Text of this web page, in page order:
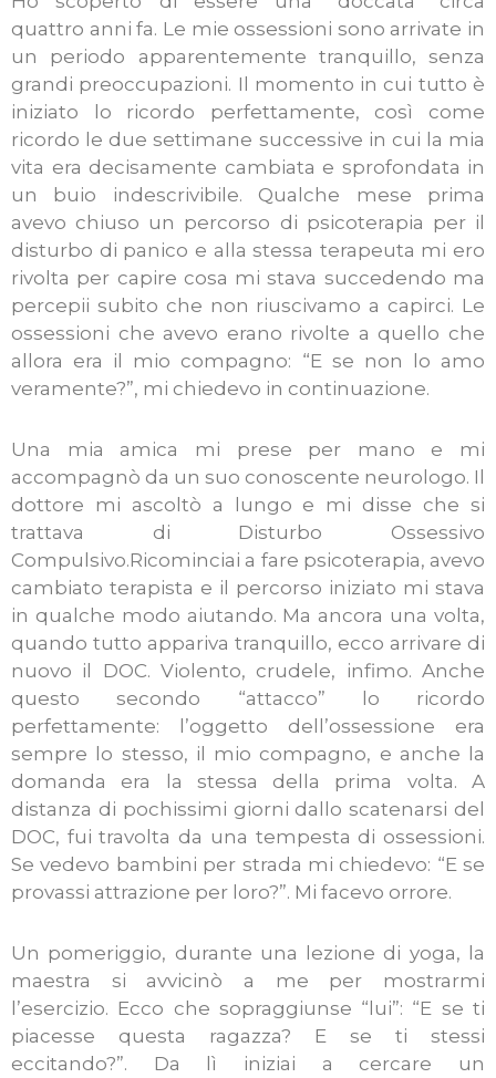
quattro anni fa. Le mie ossessioni sono arrivate in
un periodo apparentemente tranquillo, senza
grandi preoccupazioni. Il momento in cui tutto è
iniziato lo ricordo perfettamente, così come
ricordo le due settimane successive in cui la mia
vita era decisamente cambiata e sprofondata in
un buio indescrivibile. Qualche mese prima
avevo chiuso un percorso di psicoterapia per il
disturbo di panico e alla stessa terapeuta mi ero
rivolta per capire cosa mi stava succedendo ma
percepii subito che non riuscivamo a capirci. Le
ossessioni che avevo erano rivolte a quello che
allora era il mio compagno: “E se non lo amo
veramente?”, mi chiedevo in continuazione.
Una mia amica mi prese per mano e mi
accompagnò da un suo conoscente neurologo. Il
dottore mi ascoltò a lungo e mi disse che si
trattava di Disturbo Ossessivo
Compulsivo.Ricominciai a fare psicoterapia, avevo
cambiato terapista e il percorso iniziato mi stava
in qualche modo aiutando. Ma ancora una volta,
quando tutto appariva tranquillo, ecco arrivare di
nuovo il DOC. Violento, crudele, infimo. Anche
questo secondo “attacco” lo ricordo
perfettamente: l’oggetto dell’ossessione era
sempre lo stesso, il mio compagno, e anche la
domanda era la stessa della prima volta. A
distanza di pochissimi giorni dallo scatenarsi del
DOC, fui travolta da una tempesta di ossessioni.
Se vedevo bambini per strada mi chiedevo: “E se
provassi attrazione per loro?”. Mi facevo orrore.
Un pomeriggio, durante una lezione di yoga, la
maestra si avvicinò a me per mostrarmi
l’esercizio. Ecco che sopraggiunse “lui”: “E se ti
piacesse questa ragazza? E se ti stessi
eccitando?”.
Da lì iniziai a cercare un